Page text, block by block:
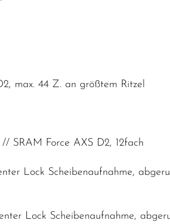
max. 44 Z. an größtem Ritzel
SRAM Force AXS D2, 12fach
Lock Scheibenaufnahme,
Lock Scheibenaufnahme,